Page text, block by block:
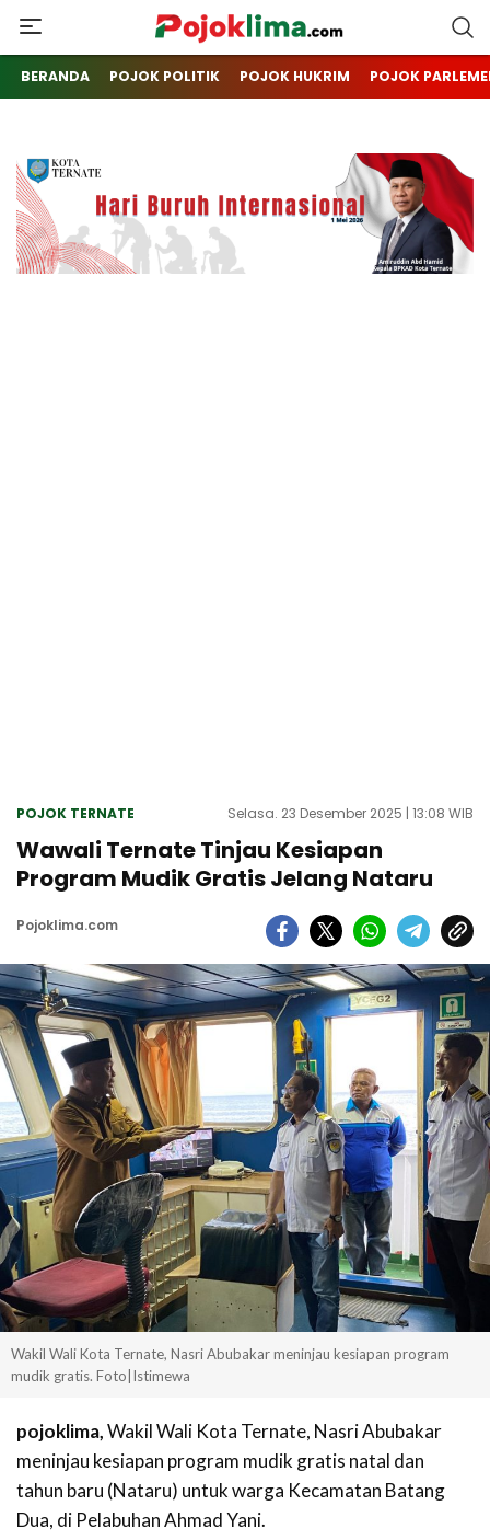
pojoklima.com
Mojokin
BERANDA POJOK POLITIK POJOK HUKRIM POJOK
POJOK TERNATE Selasa. 23 Desember 2025 | 13:08 WIB
Wawali Ternate Tinjau Kesiapan
Program Mudik Gratis Jelang Nataru
Pojoklima.com
Wakil Wali Kota Ternate, Nasri Abubakar meninjau kesiapan program
mudik gratis. Foto|Istimewa
pojoklima,Wakil Wali Kota Ternate, Nasri Abubakar
meninjau kesiapan program mudik gratis natal dan
tahun baru (Nataru) untuk warga Kecamatan Batang
Dua, di Pelabuhan Ahmad Yani.